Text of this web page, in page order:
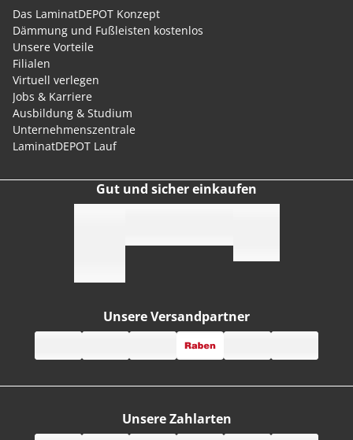
Das LaminatDEPOT Konzept
Dämmung und Fußleisten kostenlos
Unsere Vorteile
Filialen
Virtuell verlegen
Jobs & Karriere
Ausbildung & Studium
Unternehmenszentrale
LaminatDEPOT Lauf
Gut und sicher einkaufen
Unsere Zahlarten
Unsere Versandpartner